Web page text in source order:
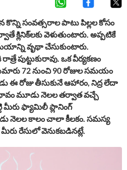
కొన్ని సంవత్సరాల పాటు పిల్లల కోసం
క్లినిక్‌లకు వెళుతుంటారు. అప్పటికే
వృథా చేసుకుంటారు.
పుట్టుకురావు. ఒక వీర్యకణం
72 నుంచి 90 రోజుల సమయం
ఈ రోజు తీసుకునే ఆహారం, నిద్ర లేదా
మూడు నెలల తర్వాత వచ్చే
మీరు ఫ్యామిలీ ప్లానింగ్
నెలల కాలం చాలా కీలకం. సమస్య
రేసులో వెనుకబడినట్లే.